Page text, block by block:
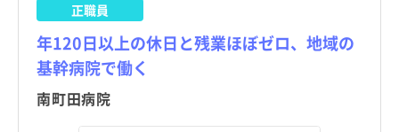
正職員
年120日以上の休日と残業ほぼゼロ、地域の
基幹病院で働く
南町田病院